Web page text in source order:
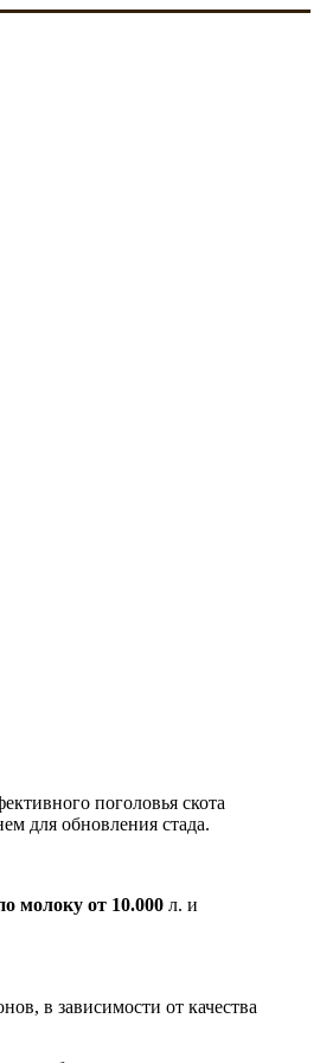
поголовья скота
для обновления стада.
молоку от 10.000 л. и
в зависимости от качества